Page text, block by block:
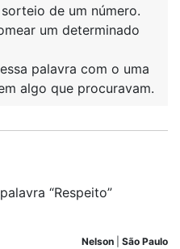
de um número.
um determinado
palavra com o uma
algo que procuravam.
“Respeito”
Nelson
São Paulo